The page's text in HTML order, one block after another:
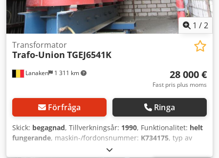
1 /2
Lanaken 1 311 km
Transformator
Trafo-Union TGEJ6541K
28 000 €
Fast pris plus moms
Förfråga Ringa
Skick: begagnad, Tillverkningsår: 1990, Funktionalitet: helt
fungerande, maskin-/fordonsnummer: K734175, typ av
, totalvikt: